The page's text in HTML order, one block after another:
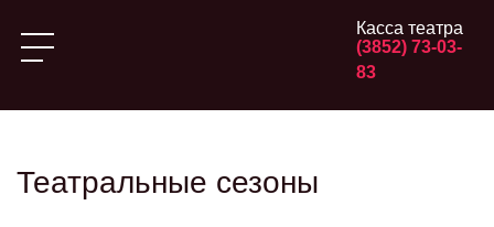
Касса театра
(3852) 73-03-
83
Театральные сезоны